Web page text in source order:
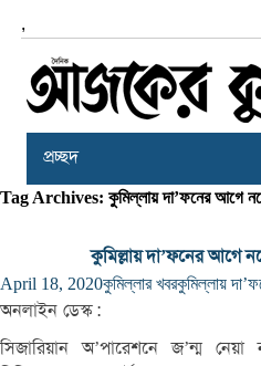
,
প্রচ্ছদ
Tag Archives: কুমিল্লায় দা’ফনের আগে
কুমিল্লায় দা’ফনের আগে
April 18, 2020কুমিল্লার খবরকুমিল্লায়
অনলাইন ডেস্ক:
সিজারিয়ান অ’পারেশনে জ’ন্ম নেয়া